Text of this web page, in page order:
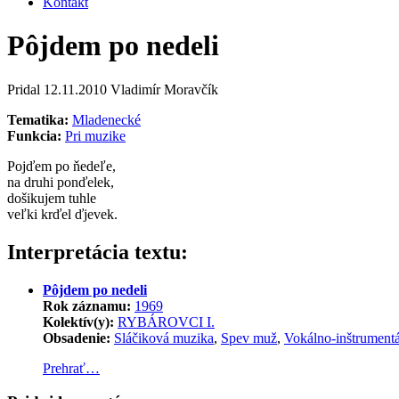
Pôjdem po nedeli
Pridal 12.11.2010 Vladimír Moravčík
Tematika: Mladenecké
Funkcia: Pri muzike
Pojďem po ňedeľe,
na druhi ponďelek,
došikujem tuhle
veľki krďel ďjevek.
Interpretácia textu:
Pôjdem po nedeli
Rok záznamu: 1969
Kolektív(y): RYBÁROVCI I.
Obsadenie: Sláčiková muzika, Spev muž, Vokálno-
Prehrať…